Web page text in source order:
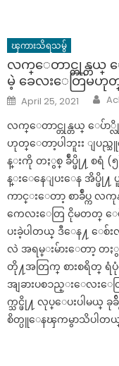
ၾကားသိရသမွ်
လက္ေတာင္တုန္တယ္
မဲ့ ခေလးေတြမဟု
Posted
on
April 25, 2021
လက္ေတာင္တုန္တယ္ ေပ်ာ္
ဟုတ္ေတာ့ပါဘူးး ျပည္
န္းကို တႏွစ္ ခ်ဳပ္ဖို႔ စရံ (
န္းေနေျပးေန အိပ္ဖို႔
ကာင္းေတာ့ စာခ်ဳပ္က
ကေလးေတြ ငိုမတတ္ ေ
ပးခဲ့ပါတယ္ ဒီေန႔ ေစ်
လဲ အရမ္းမ်ားေတာ့ တႏွစ္
တို႔အတြက္ စားစရိတ္ ရံပုံ
အျခားပစၥည္းေလး
က္သင္ဖို႔ လုပ္ေပးပါမယ္ ခု
စိတ္ပူေနၾကမွာသိပါတယ္ ဒ